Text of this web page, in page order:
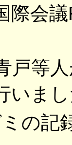
際会
戸等
いま
の記